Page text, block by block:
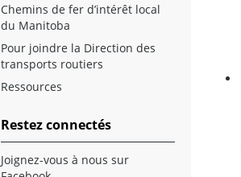
Chemins de fer d’intérêt local
du Manitoba
Pour joindre la Direction des
transports routiers
Ressources
Restez connectés
Joignez-vous à nous sur